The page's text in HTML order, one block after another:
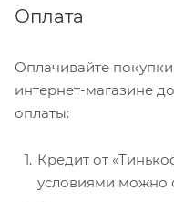
Оплата
Оплачивайте
интернет-магазине
оплаты:
Кредит от
условиями можно